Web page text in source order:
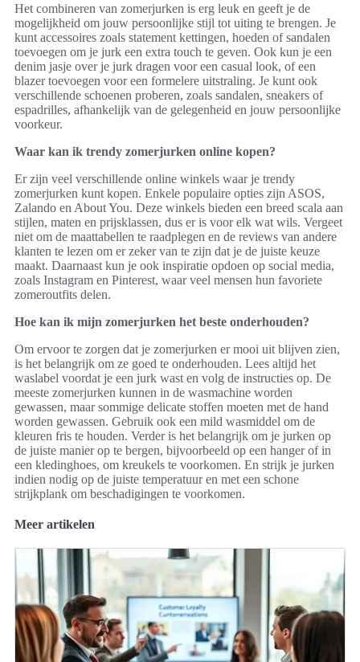
Het combineren van zomerjurken is erg leuk en geeft je de
mogelijkheid om jouw persoonlijke stijl tot uiting te brengen. Je
kunt accessoires zoals statement kettingen, hoeden of sandalen
toevoegen om je jurk een extra touch te geven. Ook kun je een
denim jasje over je jurk dragen voor een casual look, of een
blazer toevoegen voor een formelere uitstraling. Je kunt ook
verschillende schoenen proberen, zoals sandalen, sneakers of
espadrilles, afhankelijk van de gelegenheid en jouw persoonlijke
voorkeur.
Waar kan ik trendy zomerjurken online kopen?
Er zijn veel verschillende online winkels waar je trendy
zomerjurken kunt kopen. Enkele populaire opties zijn ASOS,
Zalando en About You. Deze winkels bieden een breed scala aan
stijlen, maten en prijsklassen, dus er is voor elk wat wils. Vergeet
niet om de maattabellen te raadplegen en de reviews van andere
klanten te lezen om er zeker van te zijn dat je de juiste keuze
maakt. Daarnaast kun je ook inspiratie opdoen op social media,
zoals Instagram en Pinterest, waar veel mensen hun favoriete
zomeroutfits delen.
Hoe kan ik mijn zomerjurken het beste onderhouden?
Om ervoor te zorgen dat je zomerjurken er mooi uit blijven zien,
is het belangrijk om ze goed te onderhouden. Lees altijd het
waslabel voordat je een jurk wast en volg de instructies op. De
meeste zomerjurken kunnen in de wasmachine worden
gewassen, maar sommige delicate stoffen moeten met de hand
worden gewassen. Gebruik ook een mild wasmiddel om de
kleuren fris te houden. Verder is het belangrijk om je jurken op
de juiste manier op te bergen, bijvoorbeeld op een hanger of in
een kledinghoes, om kreukels te voorkomen. En strijk je jurken
indien nodig op de juiste temperatuur en met een schone
strijkplank om beschadigingen te voorkomen.
Meer artikelen